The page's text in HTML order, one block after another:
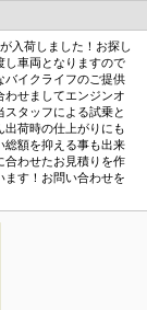
入荷しました！お探し
し車両となりますので
バイクライフのご提供
わせましてエンジンオ
タッフによる試乗と
出荷時の仕上がりにも
総額を抑える事も出来
合わせたお見積りを作
ます！お問い合わせを